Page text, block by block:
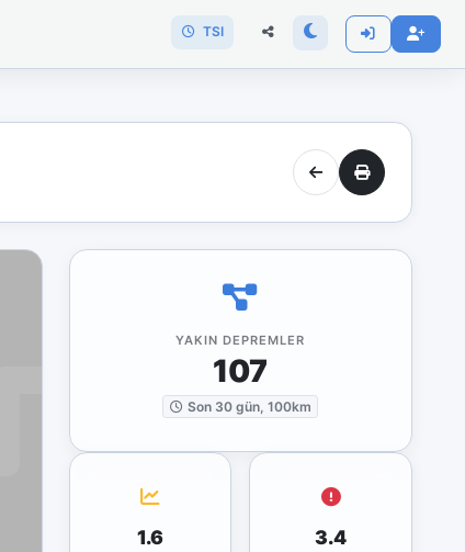
TSI
YAKIN DEPREMLER
107
Son 30 gün, 100km
1.6 3.4